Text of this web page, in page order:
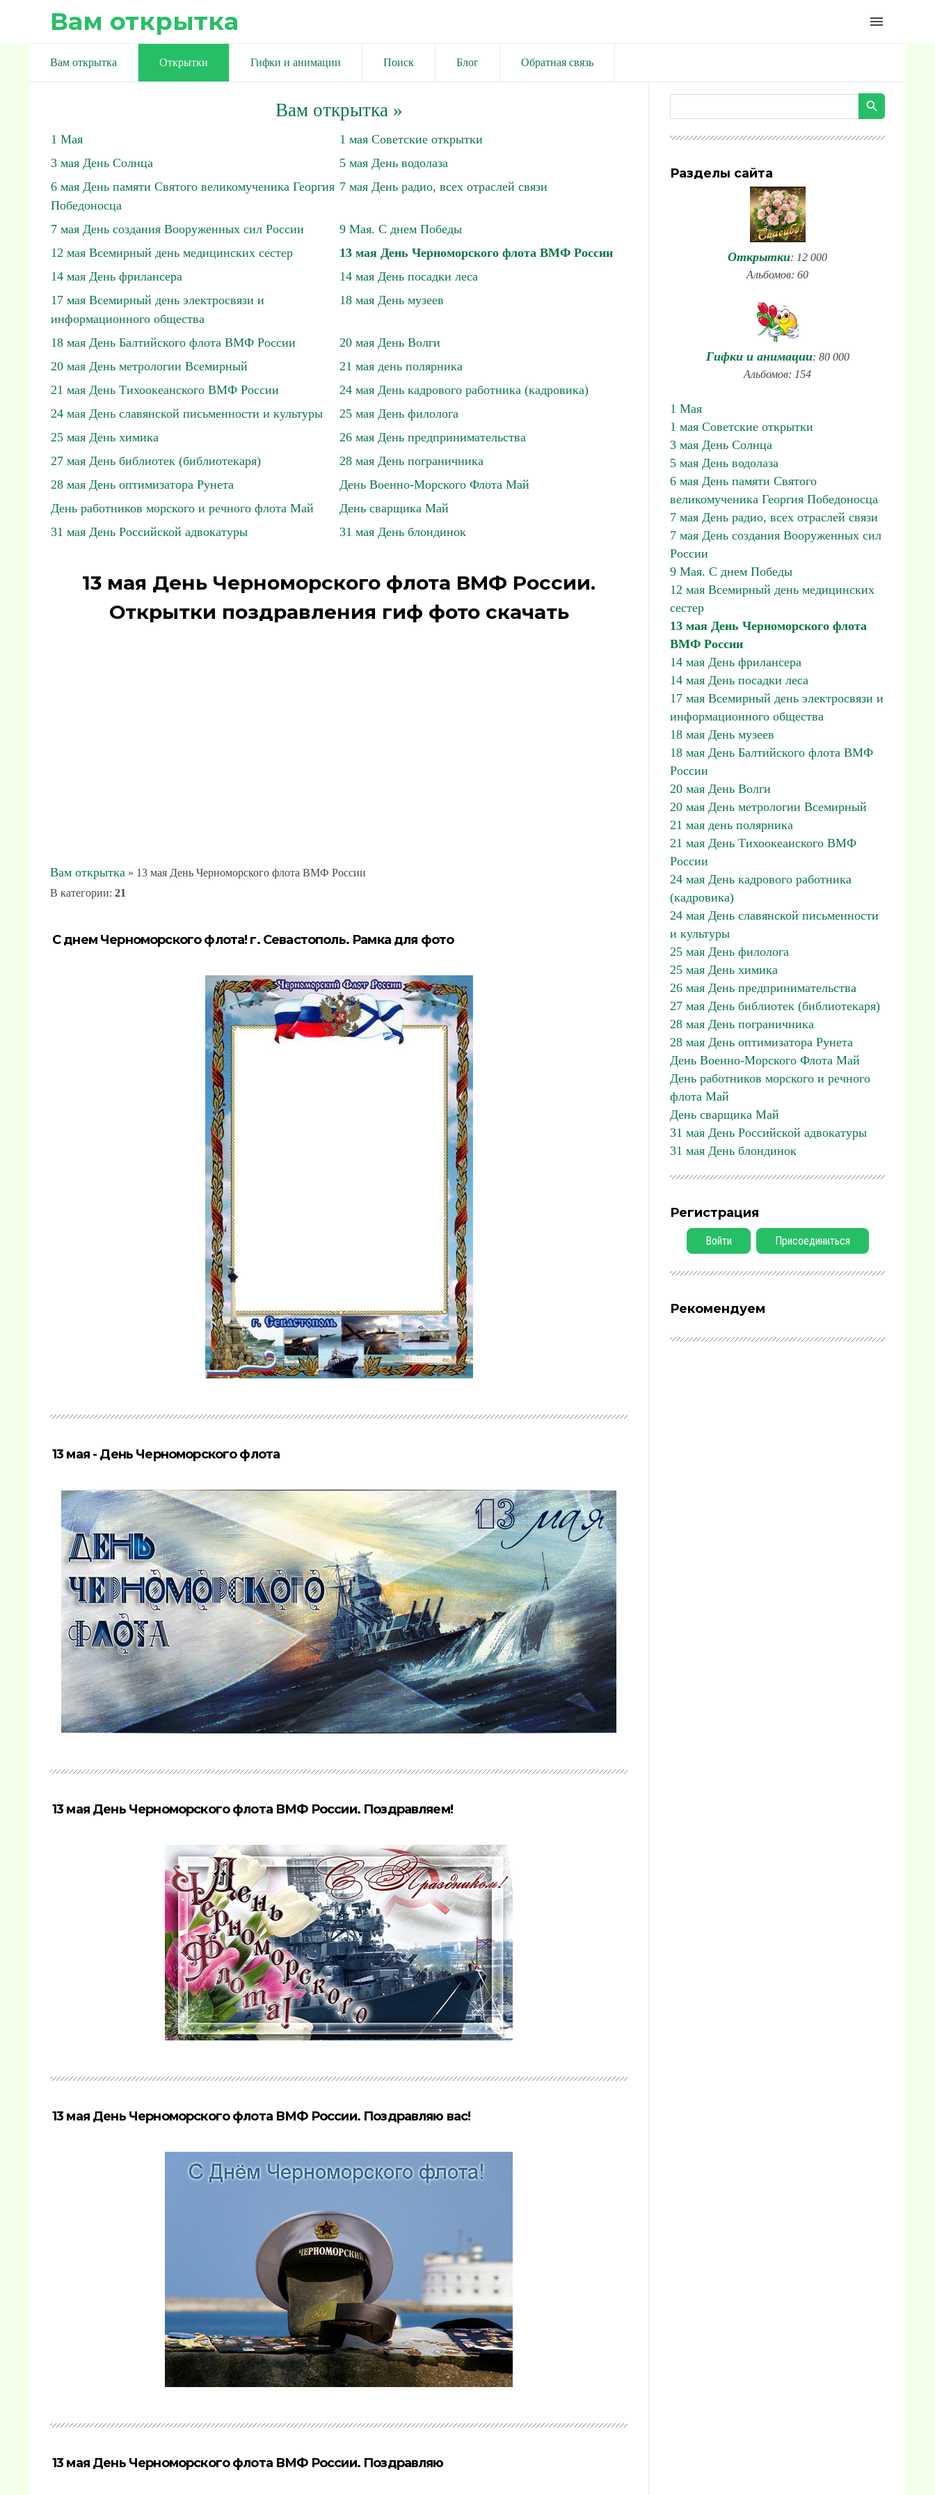
Вам открытка menu
Вам открытка Открытки Гифки и анимации Поиск Блог Обратная связь
Вам открытка»
1 Мая
1 мая Советские открытки
3 мая День Солнца
5 мая День водолаза
6 мая День памяти Святого великомученика Георгия
Победоносца
7 мая День радио, всех отраслей связи
7 мая День создания Вооруженных сил России
9 Мая. С днем Победы
12 мая Всемирный день медицинских сестер
13 мая День Черноморского флота ВМФ России
14 мая День фрилансера
14 мая День посадки леса
17 мая Всемирный день электросвязи и
информационного общества
18 мая День музеев
18 мая День Балтийского флота ВМФ России
20 мая День Волги
20 мая День метрологии Всемирный
21 мая день полярника
21 мая День Тихоокеанского ВМФ России
24 мая День кадрового работника (кадровика)
24 мая День славянской письменности и культуры
25 мая День филолога
25 мая День химика
26 мая День предпринимательства
27 мая День библиотек (библиотекаря)
28 мая День пограничника
28 мая День оптимизатора Рунета
День Военно-Морского Флота Май
День работников морского и речного флота Май
День сварщика Май
31 мая День Российской адвокатуры
31 мая День блондинок
13 мая День Черноморского флота ВМФ России.
Открытки поздравления гиф фото скачать
Вам открытка » 13 мая День Черноморского флота ВМФ России
В категории: 21
С днем Черноморского флота! г. Севастополь. Рамка для фото
13 мая - День Черноморского флота
13 мая День Черноморского флота ВМФ России. Поздравляем!
13 мая День Черноморского флота ВМФ России. Поздравляю вас!
13 мая День Черноморского флота ВМФ России. Поздравляю
Разделы сайта
Открытки: 12 000
Альбомов: 60
Гифки и анимации: 80 000
Альбомов: 154
1 Мая
1 мая Советские открытки
3 мая День Солнца
5 мая День водолаза
6 мая День памяти Святого
великомученика Георгия Победоносца
7 мая День радио, всех отраслей связи
7 мая День создания Вооруженных сил
России
9 Мая. С днем Победы
12 мая Всемирный день медицинских
сестер
13 мая День Черноморского флота
ВМФ России
14 мая День фрилансера
14 мая День посадки леса
17 мая Всемирный день электросвязи и
информационного общества
18 мая День музеев
18 мая День Балтийского флота ВМФ
России
20 мая День Волги
20 мая День метрологии Всемирный
21 мая день полярника
21 мая День Тихоокеанского ВМФ
России
24 мая День кадрового работника
(кадровика)
24 мая День славянской письменности
и культуры
25 мая День филолога
25 мая День химика
26 мая День предпринимательства
27 мая День библиотек (библиотекаря)
28 мая День пограничника
28 мая День оптимизатора Рунета
День Военно-Морского Флота Май
День работников морского и речного
флота Май
День сварщика Май
31 мая День Российской адвокатуры
31 мая День блондинок
Регистрация
Войти Присоединиться
Рекомендуем